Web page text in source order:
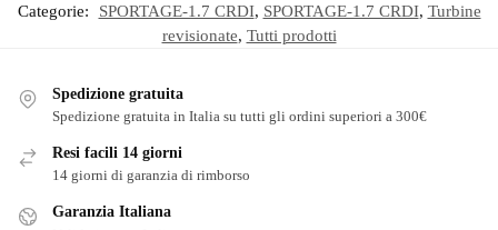
Categorie:
SPORTAGE-1.7 CRDI, SPORTAGE-1.7 CRDI, Turbine
revisionate, Tutti prodotti
Spedizione gratuita
Spedizione gratuita in Italia su tutti gli ordini superiori a 300€
Resi facili 14 giorni
14 giorni di garanzia di rimborso
Garanzia Italiana